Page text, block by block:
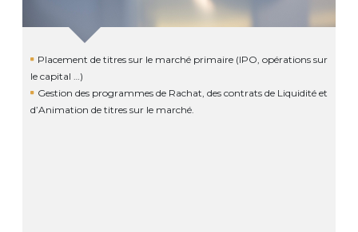
Placement de titres sur le marché primaire (IPO, opérations sur
le capital …)
Gestion des programmes de Rachat, des contrats de Liquidité et
d’Animation de titres sur le marché.